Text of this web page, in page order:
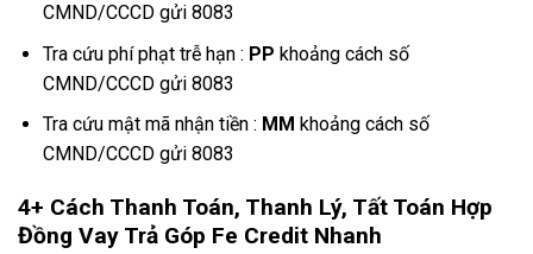
CMND/CCCD gửi 8083
Tra cứu phí phạt trễ hạn : PP khoảng cách số
CMND/CCCD gửi 8083
Tra cứu mật mã nhận tiền : MM khoảng cách số
CMND/CCCD gửi 8083
4+ Cách Thanh Toán, Thanh Lý, Tất Toán Hợp
Đồng Vay Trả Góp Fe Credit Nhanh